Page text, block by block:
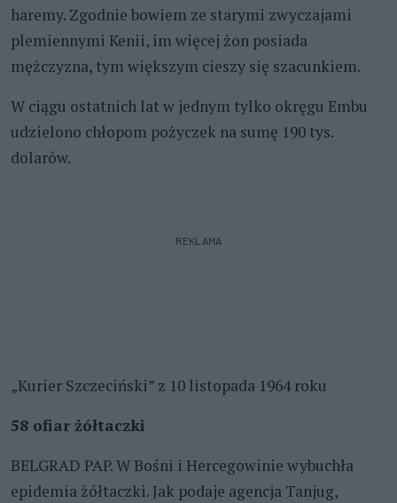
haremy. Zgodnie bowiem ze starymi zwyczajami
plemiennymi Kenii, im więcej żon posiada
mężczyzna, tym większym cieszy się szacunkiem.
W ciągu ostatnich lat w jednym tylko okręgu Embu
udzielono chłopom pożyczek na sumę 190 tys.
dolarów.
REKLAMA
„Kurier Szczeciński” z 10 listopada 1964 roku
58 ofiar żółtaczki
BELGRAD PAP. W Bośni i Hercegowinie wybuchła
epidemia żółtaczki. Jak podaje agencja Tanjug,